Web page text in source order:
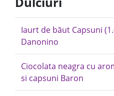
Iaurt de băut Capsuni
Danonino
Ciocolata neagra cu
si capsuni Baron